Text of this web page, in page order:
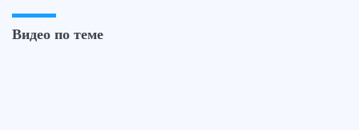
Видео по теме